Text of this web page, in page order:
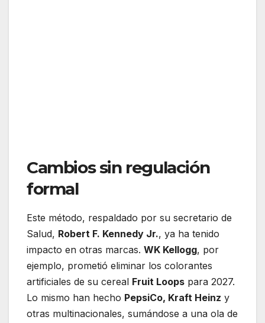
Cambios sin regulación
formal
Este método, respaldado por su secretario de
Salud, Robert F. Kennedy Jr., ya ha tenido
impacto en otras marcas. WK Kellogg, por
ejemplo, prometió eliminar los colorantes
artificiales de su cereal Fruit Loops para 2027.
Lo mismo han hecho PepsiCo, Kraft Heinz y
otras multinacionales, sumándose a una ola de